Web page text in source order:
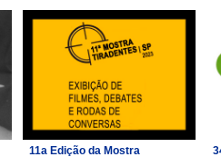
11a Edição da Mostra